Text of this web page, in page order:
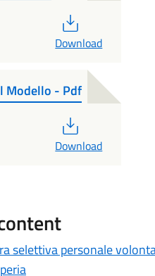
Download
Modello - Pdf
Download
selettiva personale